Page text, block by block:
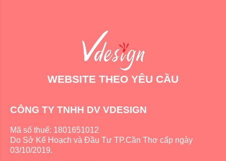
WEBSITE THEO YÊU CẦU
CÔNG TY TNHH DV VDESIGN
Mã số thuế: 1801651012
Do Sở Kế Hoạch và Đầu Tư TP.Cần Thơ cấp ngày
03/10/2019.